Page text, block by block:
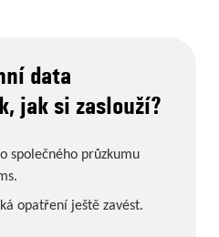
data
jak si zaslouží?
společného průzkumu
opatření ještě zavést.